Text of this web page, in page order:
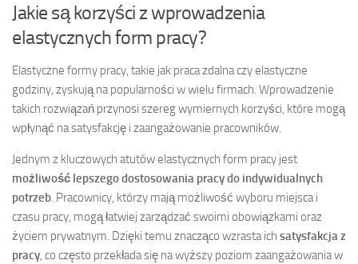
Jakie są korzyści z wprowadzenia
elastycznych form pracy?
Elastyczne formy pracy, takie jak praca zdalna czy elastyczne
godziny, zyskują na popularności w wielu firmach. Wprowadzenie
takich rozwiązań przynosi szereg wymiernych korzyści, które mogą
wpłynąć na satysfakcję i zaangażowanie pracowników.
Jednym z kluczowych atutów elastycznych form pracy jest
możliwość lepszego dostosowania pracy do indywidualnych
potrzeb. Pracownicy, którzy mają możliwość wyboru miejsca i
czasu pracy, mogą łatwiej zarządzać swoimi obowiązkami oraz
życiem prywatnym. Dzięki temu znacząco wzrasta ich satysfakcja z
pracy, co często przekłada się na wyższy poziom zaangażowania w